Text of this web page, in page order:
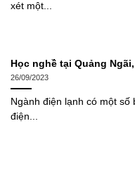
xét một...
Học nghề tại Quảng
26/09/2023
Ngành điện lạnh có một
điện...